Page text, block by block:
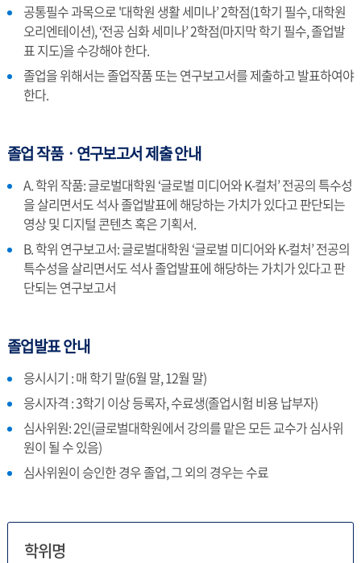
공통필수 과목으로 '대학원 생활 세미나’ 2학점(1학기 필수, 대학원
오리엔테이션), ‘전공 심화 세미나’ 2학점(마지막 학기 필수, 졸업발
표 지도)을 수강해야 한다.
졸업을 위해서는 졸업작품 또는 연구보고서를 제출하고 발표하여야
한다.
졸업 작품ㆍ연구보고서 제출 안내
A. 학위 작품: 글로벌대학원 ‘글로벌 미디어와 K-컬처’ 전공의 특수성
을 살리면서도 석사 졸업발표에 해당하는 가치가 있다고 판단되는
영상 및 디지털 콘텐츠 혹은 기획서.
B. 학위 연구보고서: 글로벌대학원 ‘글로벌 미디어와 K-컬처’ 전공의
특수성을 살리면서도 석사 졸업발표에 해당하는 가치가 있다고 판
단되는 연구보고서
졸업발표 안내
응시시기 : 매 학기 말(6월 말, 12월 말)
응시자격 : 3학기 이상 등록자, 수료생(졸업시험 비용 납부자)
심사위원: 2인(글로벌대학원에서 강의를 맡은 모든 교수가 심사위
원이 될 수 있음)
심사위원이 승인한 경우 졸업, 그 외의 경우는 수료
학위명